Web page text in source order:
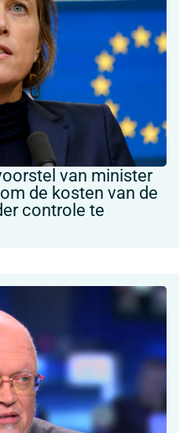
van minister
de kosten van de
controle te